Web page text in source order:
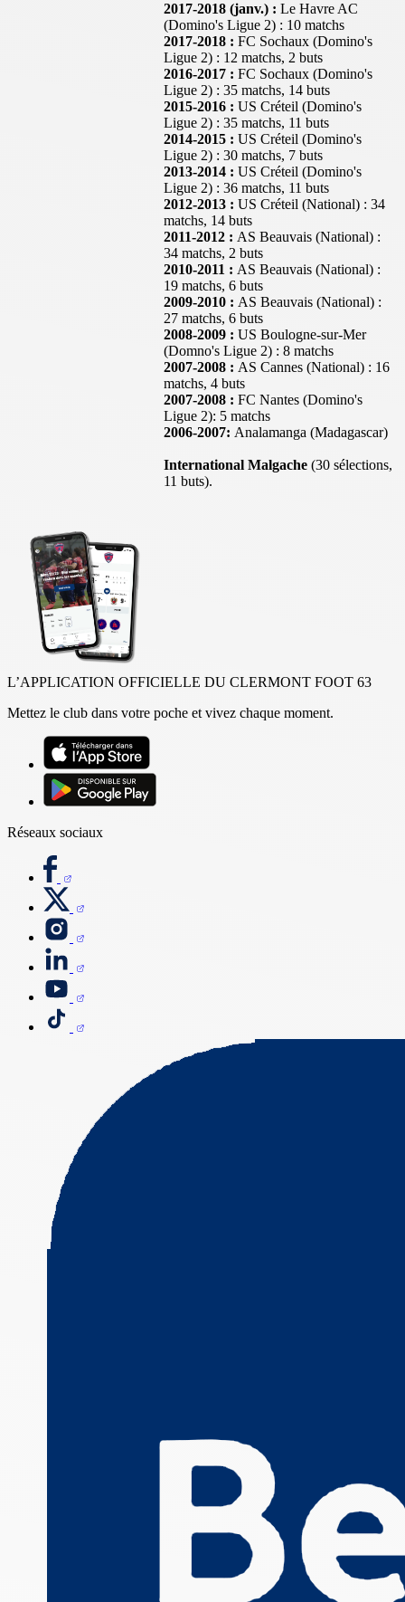
2017-2018 (janv.) : Le Havre AC
(Domino's Ligue 2) : 10 matchs
2017-2018 : FC Sochaux (Domino's
Ligue 2) : 12 matchs, 2 buts
2016-2017 : FC Sochaux (Domino's
Ligue 2) : 35 matchs, 14 buts
2015-2016 : US Créteil (Domino's
Ligue 2) : 35 matchs, 11 buts
2014-2015 : US Créteil (Domino's
Ligue 2) : 30 matchs, 7 buts
2013-2014 : US Créteil (Domino's
Ligue 2) : 36 matchs, 11 buts
2012-2013 : US Créteil (National) : 34
matchs, 14 buts
2011-2012 : AS Beauvais (National) :
34 matchs, 2 buts
2010-2011 : AS Beauvais (National) :
19 matchs, 6 buts
2009-2010 : AS Beauvais (National) :
27 matchs, 6 buts
2008-2009 : US Boulogne-sur-Mer
(Domno's Ligue 2) : 8 matchs
2007-2008 : AS Cannes (National) : 16
matchs, 4 buts
2007-2008 : FC Nantes (Domino's
Ligue 2): 5 matchs
2006-2007: Analamanga (Madagascar)
International Malgache (30 sélections,
11 buts).
L’APPLICATION OFFICIELLE DU CLERMONT FOOT 63
Mettez le club dans votre poche et vivez chaque moment.
Réseaux sociaux